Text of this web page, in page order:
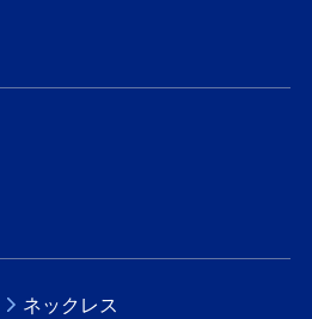
ネックレス